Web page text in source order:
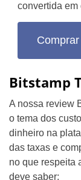
convertida em
Bitstamp
A nossa review
o tema dos
dinheiro na
das taxas e
no que respeita
deve saber: